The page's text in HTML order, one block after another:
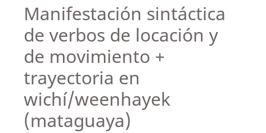
Manifestación sintáctica
de verbos de locación y
de movimiento +
trayectoria en
wichí/weenhayek
(mataguaya)